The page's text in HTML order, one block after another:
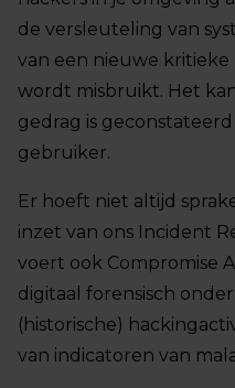
de versleuteling van
van een nieuwe
wordt misbruikt. Het
gedrag is
gebruiker.
Er hoeft niet altijd
inzet van ons Incident
voert ook Compromise
digitaal forensisch
(historische)
van indicatoren van